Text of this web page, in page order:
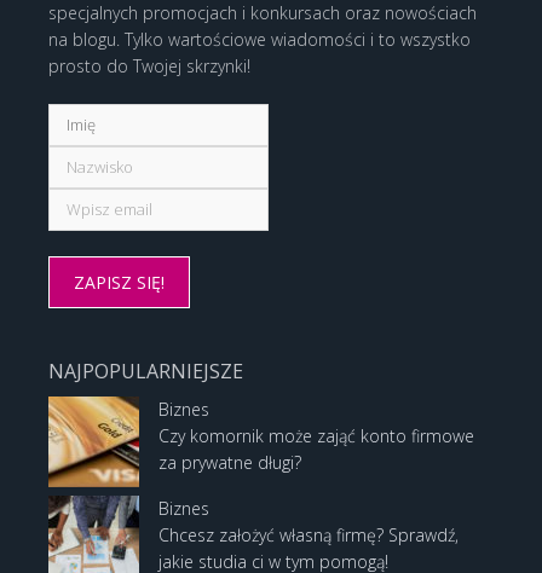
specjalnych promocjach i konkursach oraz nowościach
na blogu. Tylko wartościowe wiadomości i to wszystko
prosto do Twojej skrzynki!
NAJPOPULARNIEJSZE
Biznes
Czy komornik może zająć konto firmowe
za prywatne długi?
Biznes
Chcesz założyć własną firmę? Sprawdź,
jakie studia ci w tym pomogą!